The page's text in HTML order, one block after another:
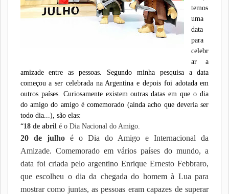
temos
uma
data
para
celebr
ar a
amizade entre as pessoas. Segundo minha pesquisa a data
começou a ser celebrada na Argentina e depois foi adotada em
outros países. Curiosamente existem outras datas em que o dia
do amigo do amigo é comemorado (ainda acho que deveria ser
todo dia...), são elas:
“18 de abrilé o Dia Nacional do Amigo.
20 de julhoé o Dia do Amigo e Internacional da
Amizade. Comemorado em vários países do mundo, a
data foi criada pelo argentino Enrique Ernesto Febbraro,
que escolheu o dia da chegada do homem à Lua para
mostrar como juntas, as pessoas eram capazes de superar